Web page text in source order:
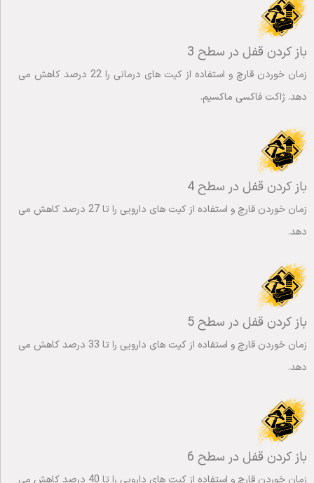
باز کردن قفل در سطح 3
زمان خوردن قارچ و استفاده از کیت های درمانی را 22 درصد کاهش می
دهد. ژاکت فاکسی ماکسیم.
باز کردن قفل در سطح 4
زمان خوردن قارچ و استفاده از کیت های دارویی را تا 27 درصد کاهش می
دهد.
باز کردن قفل در سطح 5
زمان خوردن قارچ و استفاده از کیت های دارویی را تا 33 درصد کاهش می
دهد.
باز کردن قفل در سطح 6